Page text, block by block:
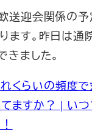
送迎会関係の
ます。昨日は通
きました。
くらいの頻度
ますか？ | いつ